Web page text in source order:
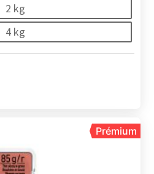
2 kg
4 kg
Prémium